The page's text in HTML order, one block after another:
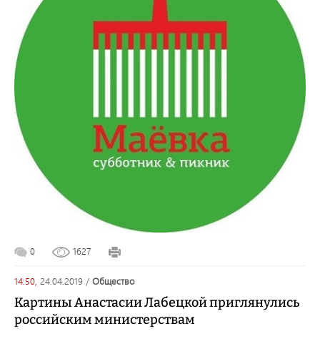
0 1627
14:50, 24.04.2019 / общество
Картины Анастасии Лабецкой приглянулись
российским министерствам